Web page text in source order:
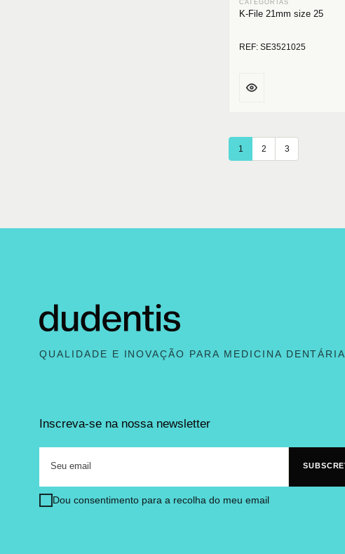
K-File 21mm size 25
REF: SE3521025
1 2 3
QUALIDADE E INOVAÇÃO PARA MEDICINA DENTÁRIA
Inscreva-se na nossa newsletter
Dou consentimento para a recolha do meu email